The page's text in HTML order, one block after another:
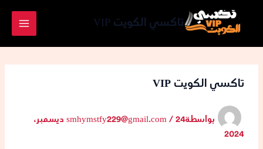
المحتوى
تاكسي الكويت VIP
تاكسي الكويت VIP
بواسطة smhymstfy229@gmail.com/
24 ديسمبر،
2024